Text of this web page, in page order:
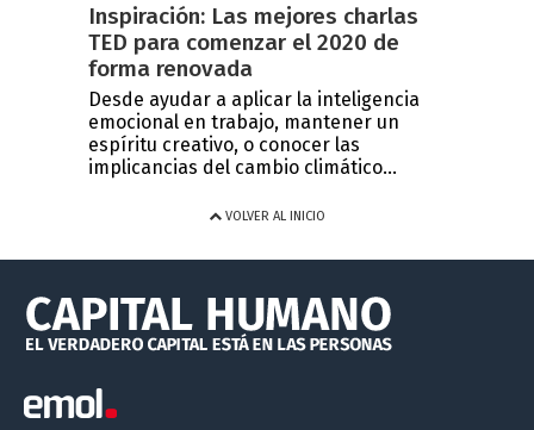
Inspiración: Las mejores charlas
TED para comenzar el 2020 de
forma renovada
Desde ayudar a aplicar la inteligencia
emocional en trabajo, mantener un
espíritu creativo, o conocer las
implicancias del cambio climático...
VOLVER AL INICIO